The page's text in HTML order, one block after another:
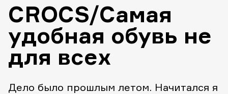
CROCS/Самая
удобная обувь не
для всех
Дело было прошлым летом. Начитался я